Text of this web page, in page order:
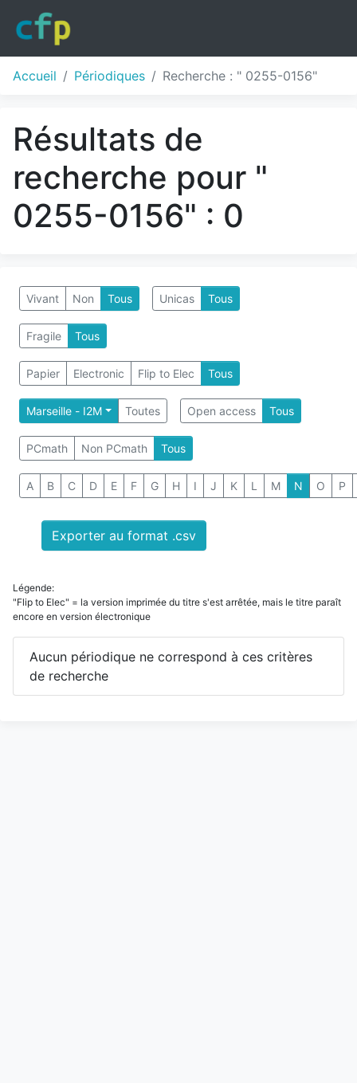
Accueil Périodiques Recherche : " 0255-0156"
Résultats de
recherche pour "
0255-0156" : 0
Vivant Non Tous Unicas Tous
Fragile Tous
Papier Electronic Flip to Elec Tous
Marseille - I2M Toutes Open access Tous
PCmath Non PCmath Tous
A B C D E F G H I J K L M N O P
Exporter au format .csv
Légende:
"Flip to Elec" = la version imprimée du titre s'est arrêtée, mais le titre paraît
encore en version électronique
Aucun périodique ne correspond à ces critères
de recherche